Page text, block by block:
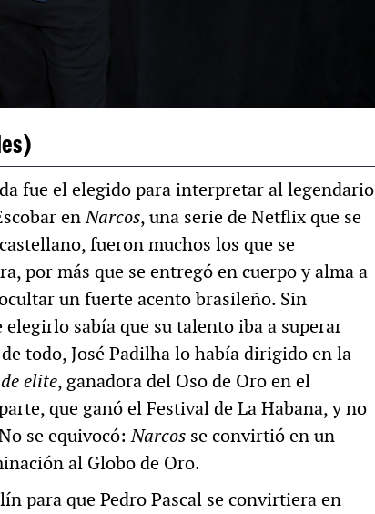
fue el elegido para interpretar al legendario
enNarcos, una serie de Netflix que se
fueron muchos los que se
por más que se entregó en cuerpo y alma a
un fuerte acento brasileño. Sin
sabía que su talento iba a superar
todo, José Padilha lo había dirigido en la
elite, ganadora del Oso de Oro en el
que ganó el Festival de La Habana, y no
se equivocó:Narcosse convirtió en un
al Globo de Oro.
para que Pedro Pascal se convirtiera en